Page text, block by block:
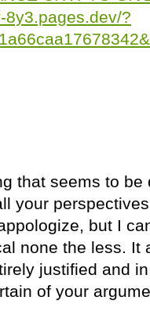
8y3.pages.dev/?
that seems to
your
but I
none the less. It
justified and
of your